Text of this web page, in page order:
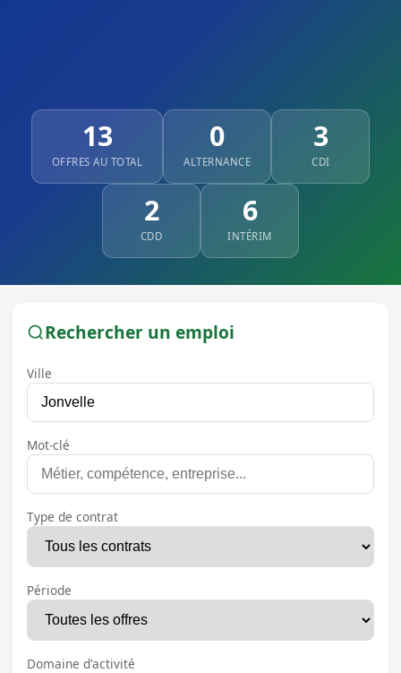
13
OFFRES AU TOTAL
0
ALTERNANCE
3
CDI
2
CDD
6
INTÉRIM
Rechercher un emploi
Ville
Mot-clé
Type de contrat
Période
Domaine d'activité